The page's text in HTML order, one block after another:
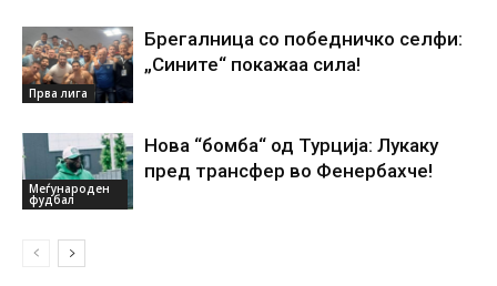
Прва лига
Брегалница со победничко селфи:
„Сините“ покажаа сила!
Меѓународен
фудбал
Нова “бомба“ од Турција: Лукаку
пред трансфер во Фенербахче!